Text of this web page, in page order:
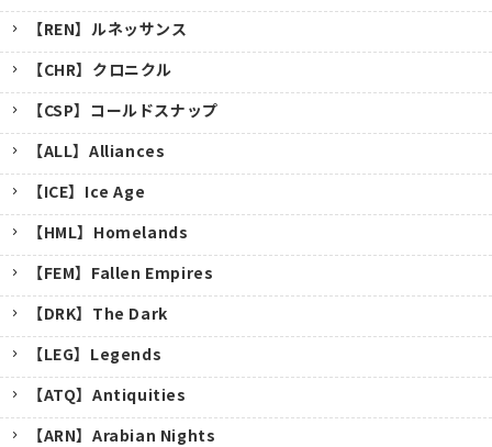
【REN】ルネッサンス
【CHR】クロニクル
【CSP】コールドスナップ
【ALL】Alliances
【ICE】Ice Age
【HML】Homelands
【FEM】Fallen Empires
【DRK】The Dark
【LEG】Legends
【ATQ】Antiquities
【ARN】Arabian Nights